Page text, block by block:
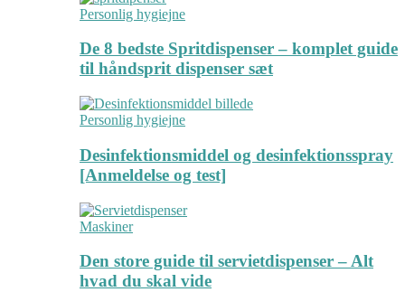
Personlig hygiejne
De 8 bedste Spritdispenser – komplet guide
til håndsprit dispenser sæt
Personlig hygiejne
Desinfektionsmiddel og desinfektionsspray
[Anmeldelse og test]
Maskiner
Den store guide til servietdispenser – Alt
hvad du skal vide